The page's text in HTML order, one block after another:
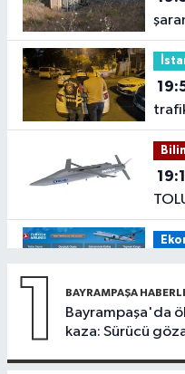
180
1 BAYRAMPAŞA
Bayrampaşa'da
kaza: Sürücü